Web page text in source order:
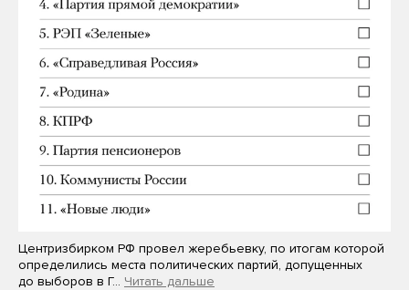
Центризбирком РФ провел жеребьевку, по итогам которой
определились места политических партий, допущенных
до выборов в Г… Читать дальше